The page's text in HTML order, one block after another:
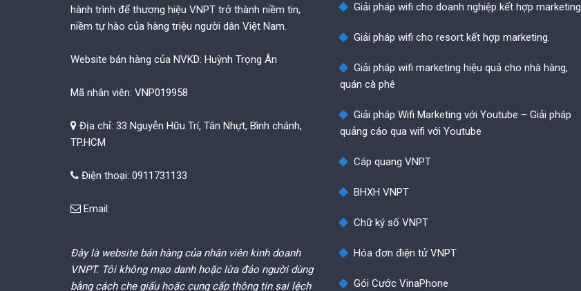
hành trình để thương hiệu VNPT trở thành niềm tin,
niềm tự hào của hàng triệu người dân Việt Nam.
Website bán hàng của NVKD: Huỳnh Trọng Ân
Mã nhân viên: VNP019958
Địa chỉ: 33 Nguyễn Hữu Trí, Tân Nhựt, Bình chánh,
TP.HCM
Điện thoại: 0911731133
Email:
Đây là website bán hàng của nhân viên kinh doanh
VNPT. Tôi không mạo danh hoặc lừa đảo người dùng
bằng cách che giấu hoặc cung cấp thông tin sai lệch
Giải pháp wifi cho doanh nghiệp kết hợp marketing.
Giải pháp wifi cho resort kết hợp marketing.
Giải pháp wifi marketing hiệu quả cho nhà hàng,
quán cà phê
Giải pháp Wifi Marketing với Youtube – Giải pháp
quảng cáo qua wifi với Youtube
Cáp quang VNPT
BHXH VNPT
Chữ ký số VNPT
Hóa đơn điện tử VNPT
Gói Cước VinaPhone